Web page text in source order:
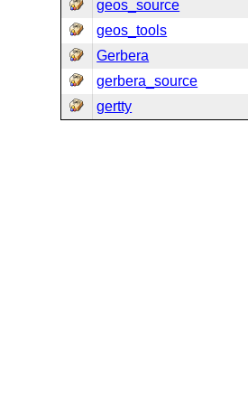
geos_source
geos_tools
Gerbera
gerbera_source
gertty